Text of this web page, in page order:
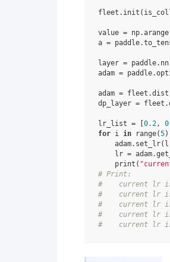
fleet . init (
value = np.arange
a = paddle.
layer = paddle. nn
adam = paddle.
adam = fleet .
dp_layer = fleet .
lr_list = 0.2,
for i in range(5
adam. set_lr(
lr = adam.
print (
# Print:
#    current lr
#    current lr
#    current lr
#    current lr
#    current lr